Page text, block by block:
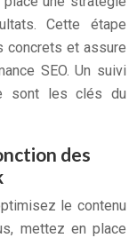
Cette étape
concrets et assure
SEO. Un suivi
sont les clés du
des
le contenu
mettez en place